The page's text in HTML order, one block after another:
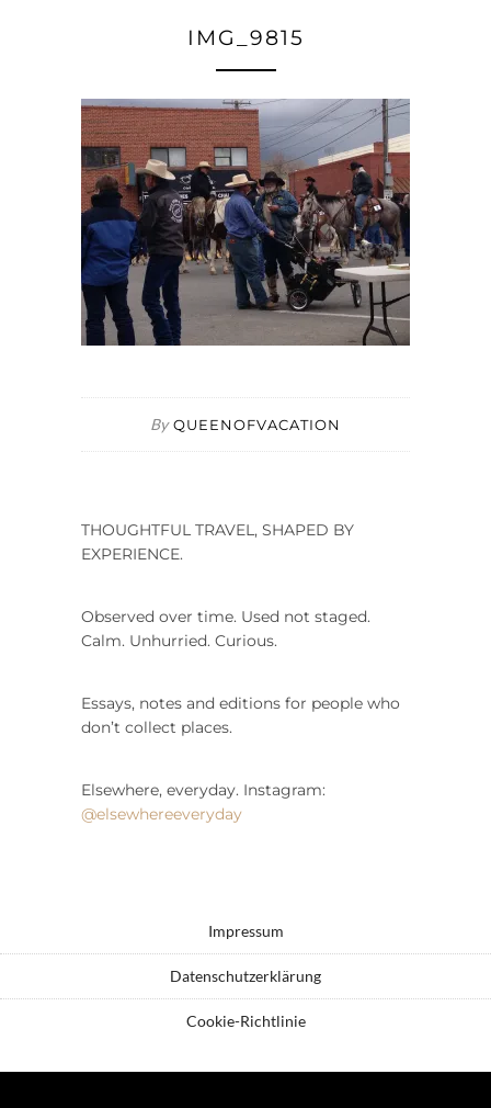
IMG_9815
By QUEENOFVACATION
THOUGHTFUL TRAVEL, SHAPED BY
EXPERIENCE.
Observed over time. Used not staged.
Calm. Unhurried. Curious.
Essays, notes and editions for people who
don’t collect places.
Elsewhere, everyday. Instagram:
@elsewhereeveryday
Impressum
Datenschutzerklärung
Cookie-Richtlinie